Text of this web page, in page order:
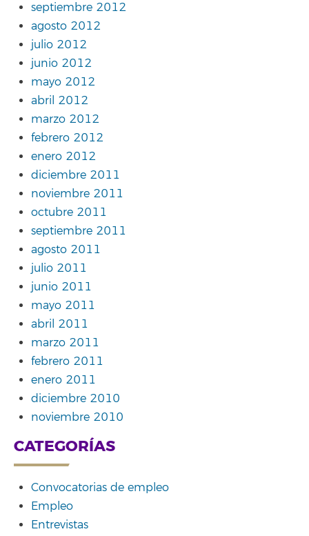
septiembre 2012
agosto 2012
julio 2012
junio 2012
mayo 2012
abril 2012
marzo 2012
febrero 2012
enero 2012
diciembre 2011
noviembre 2011
octubre 2011
septiembre 2011
agosto 2011
julio 2011
junio 2011
mayo 2011
abril 2011
marzo 2011
febrero 2011
enero 2011
diciembre 2010
noviembre 2010
CATEGORÍAS
Convocatorias de empleo
Empleo
Entrevistas